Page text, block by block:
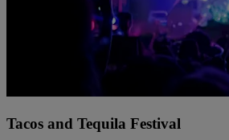
Tacos and Tequila Festival